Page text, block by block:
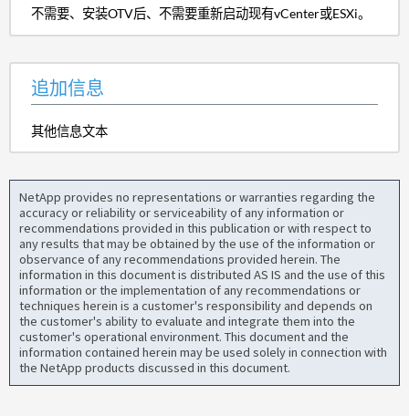
不需要、安装OTV后、不需要重新启动现有vCenter或ESXi。
追加信息
其他信息文本
NetApp provides no representations or warranties regarding the
accuracy or reliability or serviceability of any information or
recommendations provided in this publication or with respect to
any results that may be obtained by the use of the information or
observance of any recommendations provided herein. The
information in this document is distributed AS IS and the use of this
information or the implementation of any recommendations or
techniques herein is a customer's responsibility and depends on
the customer's ability to evaluate and integrate them into the
customer's operational environment. This document and the
information contained herein may be used solely in connection with
the NetApp products discussed in this document.